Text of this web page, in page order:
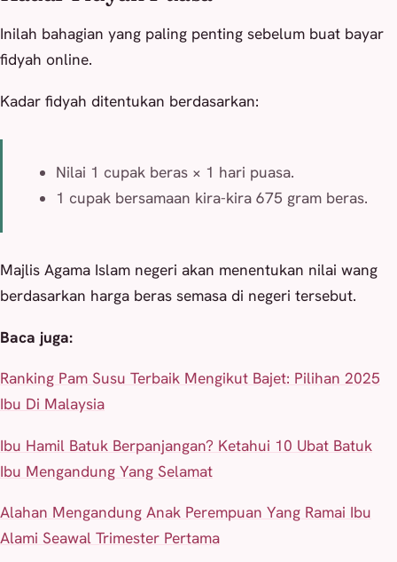
Inilah bahagian yang paling penting sebelum buat bayar
fidyah online.
Kadar fidyah ditentukan berdasarkan:
Nilai 1 cupak beras × 1 hari puasa.
1 cupak bersamaan kira-kira 675 gram beras.
Majlis Agama Islam negeri akan menentukan nilai wang
berdasarkan harga beras semasa di negeri tersebut.
Baca juga:
Ranking Pam Susu Terbaik Mengikut Bajet: Pilihan 2025
Ibu Di Malaysia
Ibu Hamil Batuk Berpanjangan? Ketahui 10 Ubat Batuk
Ibu Mengandung Yang Selamat
Alahan Mengandung Anak Perempuan Yang Ramai Ibu
Alami Seawal Trimester Pertama